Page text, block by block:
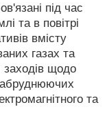
під час
та в повітрі
вмісту
газах та
заходів щодо
та